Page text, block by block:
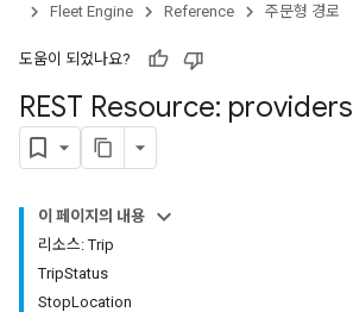
Fleet Engine
Reference 주문형 경로
도움이 되었나요?
REST Resource: providers
이 페이지의 내용
리소스: Trip
TripStatus
StopLocation